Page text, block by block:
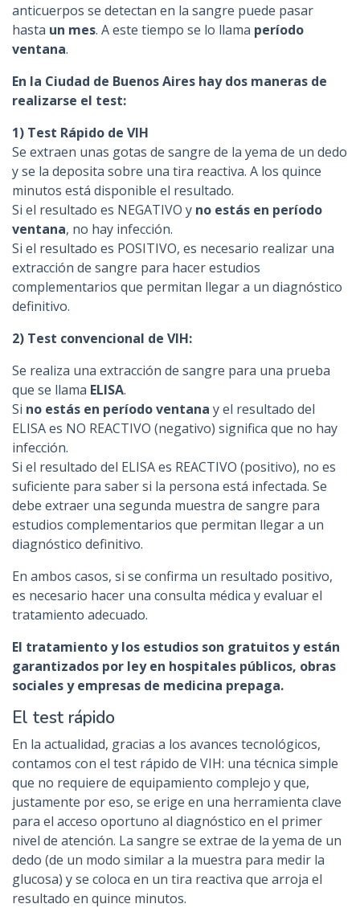
anticuerpos se detectan en la sangre puede pasar
hasta un mes. A este tiempo se lo llama período
ventana.
En la Ciudad de Buenos Aires hay dos maneras de
realizarse el test:
1) Test Rápido de VIH
Se extraen unas gotas de sangre de la yema de un dedo
y se la deposita sobre una tira reactiva. A los quince
minutos está disponible el resultado.
Si el resultado es NEGATIVO y no estás en período
ventana, no hay infección.
Si el resultado es POSITIVO, es necesario realizar una
extracción de sangre para hacer estudios
complementarios que permitan llegar a un diagnóstico
definitivo.
2) Test convencional de VIH:
Se realiza una extracción de sangre para una prueba
que se llama ELISA.
Si no estás en período ventana y el resultado del
ELISA es NO REACTIVO (negativo) significa que no hay
infección.
Si el resultado del ELISA es REACTIVO (positivo), no es
suficiente para saber si la persona está infectada. Se
debe extraer una segunda muestra de sangre para
estudios complementarios que permitan llegar a un
diagnóstico definitivo.
En ambos casos, si se confirma un resultado positivo,
es necesario hacer una consulta médica y evaluar el
tratamiento adecuado.
El tratamiento y los estudios son gratuitos y están
garantizados por ley en hospitales públicos, obras
sociales y empresas de medicina prepaga.
El test rápido
En la actualidad, gracias a los avances tecnológicos,
contamos con el test rápido de VIH: una técnica simple
que no requiere de equipamiento complejo y que,
justamente por eso, se erige en una herramienta clave
para el acceso oportuno al diagnóstico en el primer
nivel de atención. La sangre se extrae de la yema de un
dedo (de un modo similar a la muestra para medir la
glucosa) y se coloca en un tira reactiva que arroja el
resultado en quince minutos.